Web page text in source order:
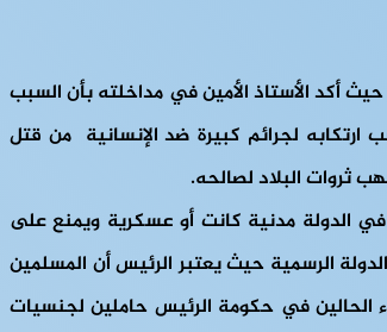
أكد الأستاذ الأمين في مداخلته بأن السبب
لجرائم كبيرة ضد الإنسانية من قتل
ثروات البلاد لصالحه.
العليا في الدولة مدنية كانت أو عسكرية ويمنع على
الرسمية حيث يعتبر الرئيس أن المسلمين
وهذا تناقض لأن الرئيس نفسه مزدوج الجنسية فهو يحمل الجنسية الفرنسية، كما أن 80 % من الوزراء الحالين في حكومة الرئيس حاملين لجنسيات